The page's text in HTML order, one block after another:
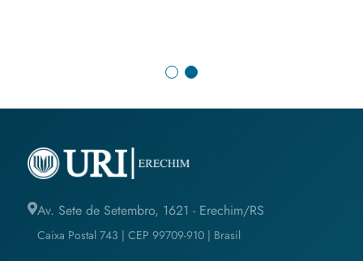
Av. Sete de Setembro, 1621 - Erechim/RS
Caixa Postal 743 | CEP 99709-910 | Brasil